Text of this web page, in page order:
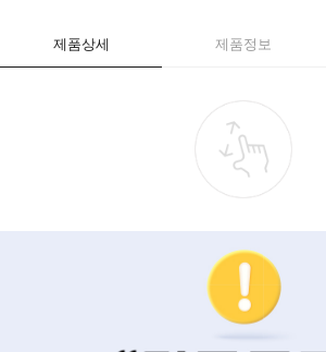
제품상세 제품정보